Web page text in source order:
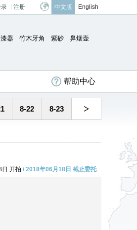
注册 中文版 English
漆器 竹木牙角 紫砂
鼻烟壶
帮助中心
8-22 8-23 >
开拍 / 2018年06月18日 截止委托